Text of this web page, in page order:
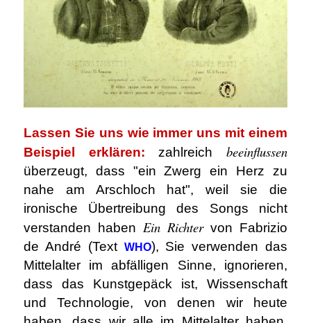
Lassen Sie uns wie immer uns mit einem
Beispiel erklären: zahlreichbeeinflussen
überzeugt, dass "ein Zwerg ein Herz zu
nahe am Arschloch hat", weil sie die
ironische Übertreibung des Songs nicht
verstanden haben Ein Richter von Fabrizio
de André (Text WHO), Sie verwenden das
Mittelalter im abfälligen Sinne, ignorieren,
dass das Kunstgepäck ist, Wissenschaft
und Technologie, von denen wir heute